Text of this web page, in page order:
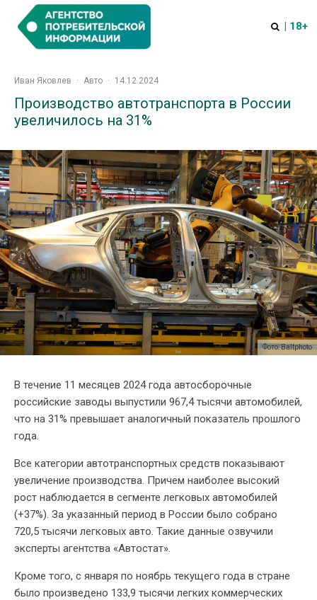
| 18+
Иван Яковлев · Авто · 14.12.2024
Производство автотранспорта в России
увеличилось на 31%
Фото: Baltphoto
В течение 11 месяцев 2024 года автосборочные
российские заводы выпустили 967,4 тысячи автомобилей,
что на 31% превышает аналогичный показатель прошлого
года.
Все категории автотранспортных средств показывают
увеличение производства. Причем наиболее высокий
рост наблюдается в сегменте легковых автомобилей
(+37%). За указанный период в России было собрано
720,5 тысячи легковых авто. Такие данные озвучили
эксперты агентства «Автостат».
Кроме того, с января по ноябрь текущего года в стране
было произведено 133,9 тысячи легких коммерческих